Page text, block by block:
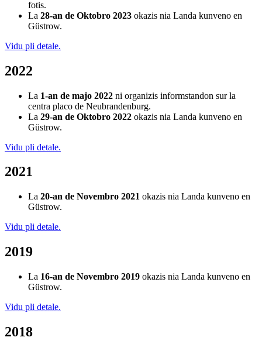
fotis.
La 28-an de Oktobro 2023 okazis nia Landa kunveno en
Güstrow.
Vidu pli detale.
2022
La 1-an de majo 2022 ni organizis informstandon sur la
centra placo de Neubrandenburg.
La 29-an de Oktobro 2022 okazis nia Landa kunveno en
Güstrow.
Vidu pli detale.
2021
La 20-an de Novembro 2021 okazis nia Landa kunveno en
Güstrow.
Vidu pli detale.
2019
La 16-an de Novembro 2019 okazis nia Landa kunveno en
Güstrow.
Vidu pli detale.
2018